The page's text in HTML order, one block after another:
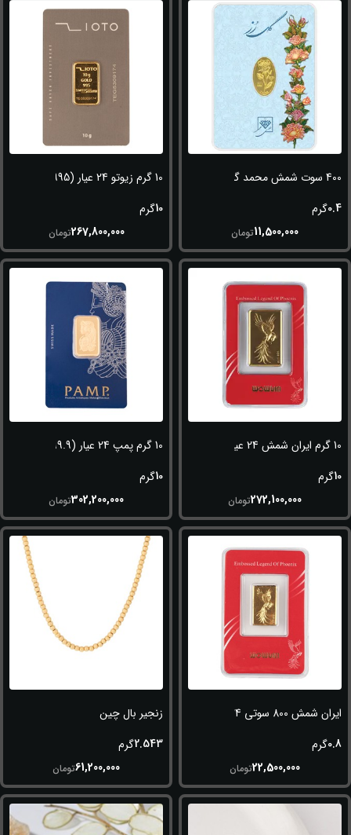
400 سوت شمش محمد گل رز 24 عیار (995)
0.4گرم
11,500,000تومان
10 گرم زیوتو 24 عیار (995)
10گرم
267,800,000تومان
10 گرم ایران شمش 24 عیار (995)
10گرم
272,100,000تومان
10 گرم پمپ 24 عیار (999.9)
10گرم
302,200,000تومان
ایران شمش 800 سوتی 24 عیار (995)
0.8گرم
22,500,000تومان
زنجیر بال چین
2.543گرم
61,200,000تومان